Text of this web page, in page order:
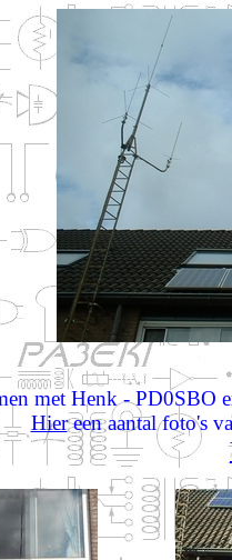
met Henk - PD0SBO
Hiereen aantal foto's